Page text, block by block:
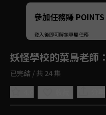
Unmute
如有不便請見諒
參加任務賺 POINTS
登入後即可解鎖專屬任務
妖怪學校的菜鳥老師
已完結 / 共 24 集